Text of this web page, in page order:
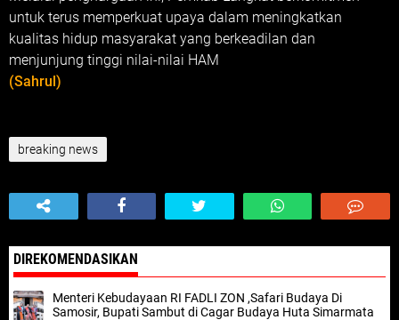
untuk terus memperkuat upaya dalam meningkatkan
kualitas hidup masyarakat yang berkeadilan dan
menjunjung tinggi nilai-nilai HAM
(Sahrul)
breaking news
DIREKOMENDASIKAN
Menteri Kebudayaan RI FADLI ZON ,Safari Budaya Di
Samosir, Bupati Sambut di Cagar Budaya Huta Simarmata